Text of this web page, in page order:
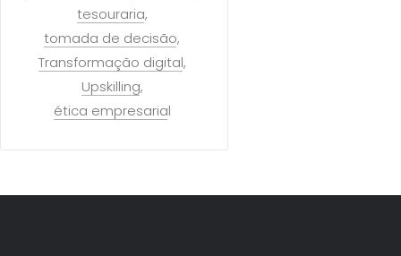
tesouraria
tomada de decisão
Transformação digital
Upskilling
ética empresarial